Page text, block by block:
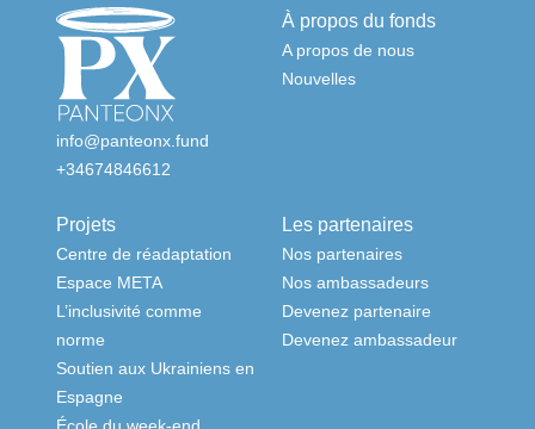
info@panteonx.fund
+34674846612
À propos du fonds
A propos de nous
Nouvelles
Projets
Centre de réadaptation
Espace META
L’inclusivité comme
norme
Soutien aux Ukrainiens en
Espagne
Les partenaires
Nos partenaires
Nos ambassadeurs
Devenez partenaire
Devenez ambassadeur